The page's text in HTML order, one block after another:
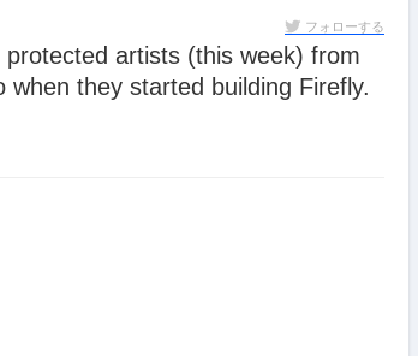
！イタリア！
フ達に作ってみた結果…
フォローする
they started building Firefly.